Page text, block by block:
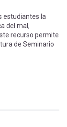
estudiantes la
del mal,
recurso permite
de Seminario